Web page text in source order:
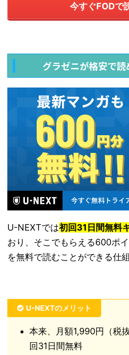
今すぐFODで
グラゼニが格安で
U-NEXTでは初回31日間無料
おり、そこでもらえる600ポ
を無料で読むことができる仕
U-NEXTのメリット
本来、月額1,990円（税
回31日間無料